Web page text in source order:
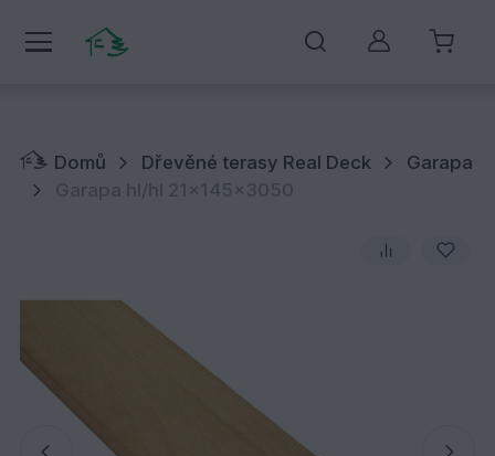
Můj účet
Domů Dřevěné terasy Real Deck
Garapa
Garapa hl/hl 21x145x3050